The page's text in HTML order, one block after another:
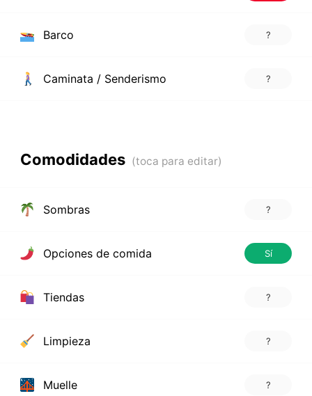
Barco ?
Caminata / Senderismo ?
Comodidades
Sombras ?
Opciones de comida Sí
Tiendas ?
Limpieza ?
Muelle ?